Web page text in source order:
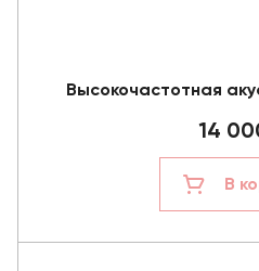
Высокочастотная
14
В